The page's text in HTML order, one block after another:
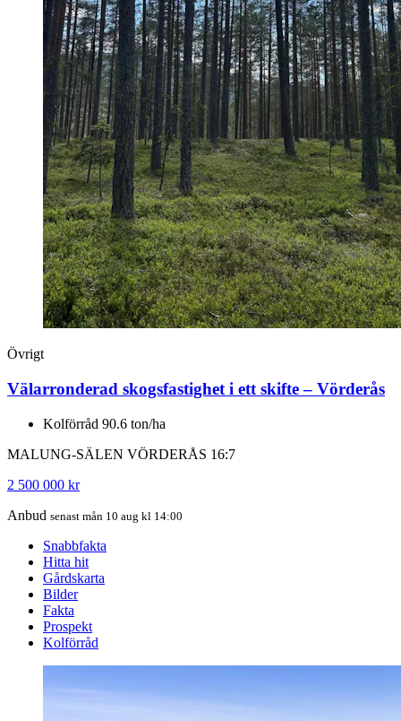
Övrigt
Välarronderad skogsfastighet i ett skifte – Vörderås
Kolförråd 90.6 ton/ha
MALUNG-SÄLEN VÖRDERÅS 16:7
2 500 000 kr
Anbud senast mån 10 aug kl 14:00
Snabbfakta
Hitta hit
Gårdskarta
Bilder
Fakta
Prospekt
Kolförråd